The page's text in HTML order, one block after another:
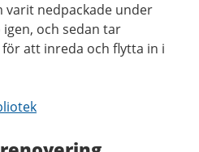
varit nedpackade under
och sedan tar
att inreda och flytta in i